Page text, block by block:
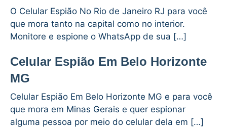
O Celular Espião No Rio de Janeiro RJ para você
que mora tanto na capital como no interior.
Monitore e espione o WhatsApp de sua […]
Celular Espião Em Belo Horizonte
MG
Celular Espião Em Belo Horizonte MG e para você
que mora em Minas Gerais e quer espionar
alguma pessoa por meio do celular dela em […]